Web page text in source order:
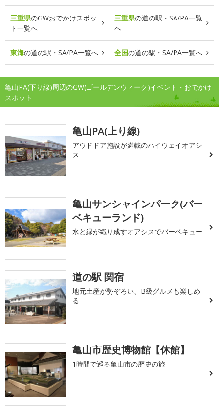
三重県のGWおでかけスポッ
ト一覧へ
三重県の道の駅・SA/PA一覧
へ
東海の道の駅・SA/PA一覧へ 全国の道の駅・SA/PA一覧へ
亀山PA(下り線)周辺のGW(ゴールデンウィーク)イベント・おでかけ
スポット
亀山PA(上り線)
アウドドア施設が満載のハイウェイオアシ
ス
亀山サンシャインパーク(バー
ベキューランド)
水と緑が織り成すオアシスでバーベキュー
道の駅 関宿
地元土産が勢ぞろい、B級グルメも楽しめ
る
亀山市歴史博物館【休館】
1時間で巡る亀山市の歴史の旅